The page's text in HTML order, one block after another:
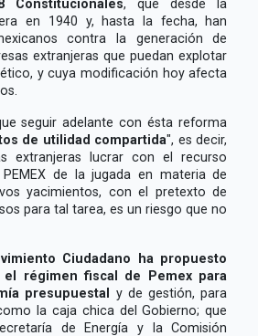
, que desde la
en 1940 y, hasta la fecha, han
contra la generación de
extranjeras que puedan explotar
y cuya modificación hoy afecta
seguir adelante con ésta reforma
de utilidad compartida", es decir,
extranjeras lucrar con el recurso
de la jugada en materia de
yacimientos, con el pretexto de
para tal tarea, es un riesgo que no
Ciudadano ha propuesto
régimen fiscal de Pemex para
presupuestal y de gestión, para
la caja chica del Gobierno; que
de Energía y la Comisión